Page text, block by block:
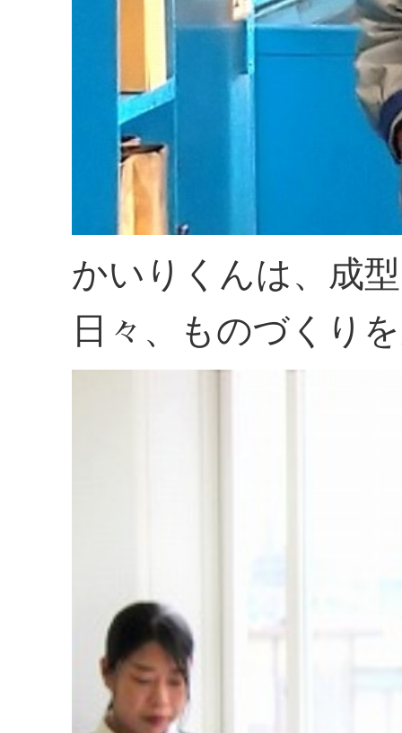
かいりくんは、成
日々、ものづくり